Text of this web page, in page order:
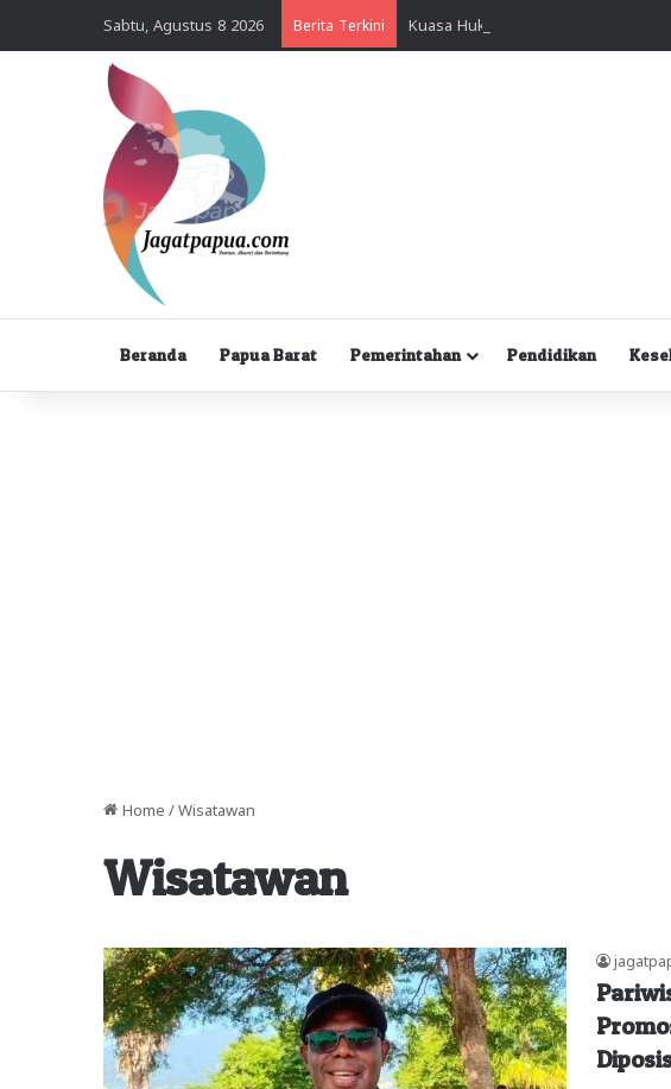
Sabtu, Agustus 8 2026 Berita Terkini
Beranda Papua Barat Pemerintahan Pendidikan
Home / Wisatawan
Wisatawan